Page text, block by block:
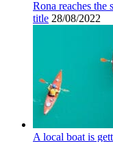
Rona reaches the
title 28/08/2022
A local boat is